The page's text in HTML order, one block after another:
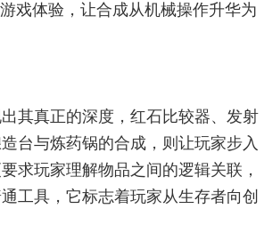
戏体验，让合成从机械操作升华为
其真正的深度，红石比较器、发射
台与炼药锅的合成，则让玩家步入
求玩家理解物品之间的逻辑关联，
工具，它标志着玩家从生存者向创